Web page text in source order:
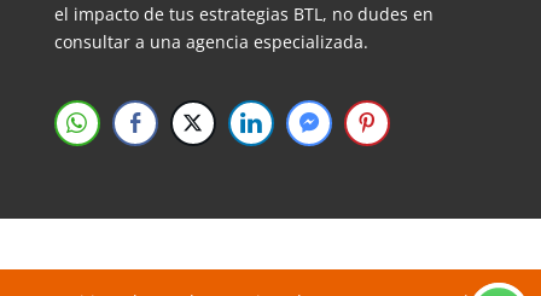
el impacto de tus estrategias BTL, no dudes en
consultar a una agencia especializada.